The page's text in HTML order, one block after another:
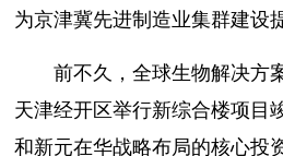
为京津冀先进制造业集群建设
前不久，全球生物解决方
天津经开区举行新综合楼项目
和新元在华战略布局的核心投